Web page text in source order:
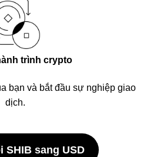
trình crypto
bạn và bắt đầu sự nghiệp giao
dịch.
SHIB sang USD